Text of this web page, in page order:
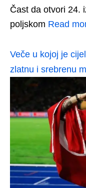
Čast da otvori 24.
poljskom Read
Veče u kojoj je
zlatnu i srebrenu